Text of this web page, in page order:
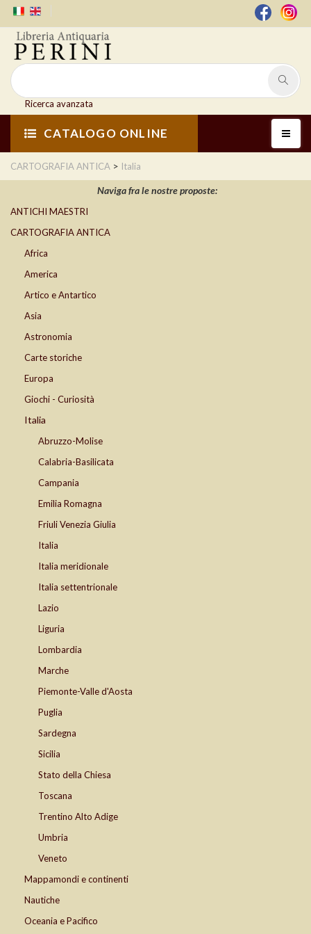
Ricerca avanzata
CATALOGO ONLINE
CARTOGRAFIA ANTICA > Italia
Naviga fra le nostre proposte:
ANTICHI MAESTRI
CARTOGRAFIA ANTICA
Africa
America
Artico e Antartico
Asia
Astronomia
Carte storiche
Europa
Giochi - Curiosità
Italia
Abruzzo-Molise
Calabria-Basilicata
Campania
Emilia Romagna
Friuli Venezia Giulia
Italia
Italia meridionale
Italia settentrionale
Lazio
Liguria
Lombardia
Marche
Piemonte-Valle d'Aosta
Puglia
Sardegna
Sicilia
Stato della Chiesa
Toscana
Trentino Alto Adige
Umbria
Veneto
Mappamondi e continenti
Nautiche
Oceania e Pacifico